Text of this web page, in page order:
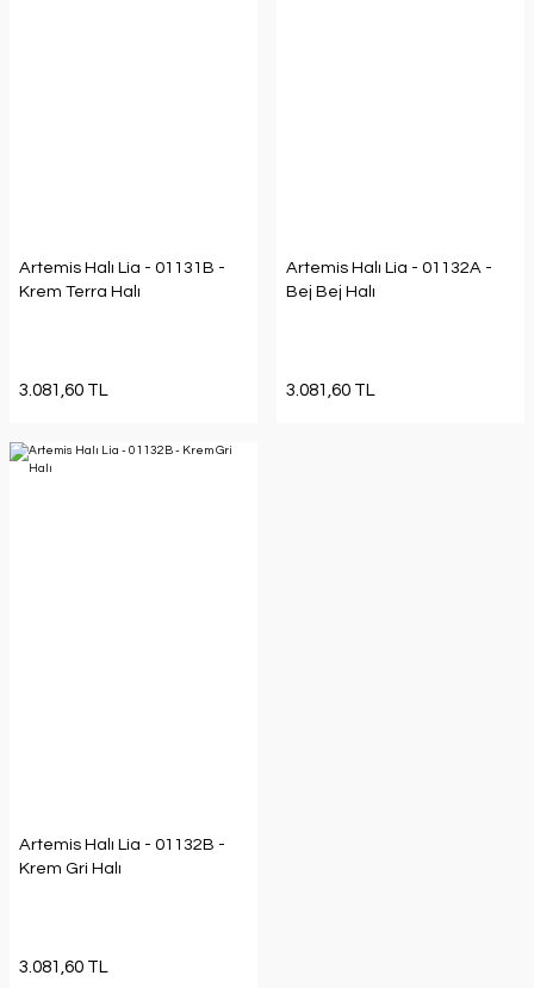
Artemis Halı Lia - 01131B -
Krem Terra Halı
3.081,60 TL
Artemis Halı Lia - 01132A -
Bej Bej Halı
3.081,60 TL
Artemis Halı Lia - 01132B -
Krem Gri Halı
3.081,60 TL